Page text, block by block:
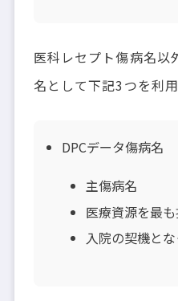
医科レセプト傷病名以
名として下記3つを利用
DPCデータ傷病名
主傷病名
医療資源を最
入院の契機と